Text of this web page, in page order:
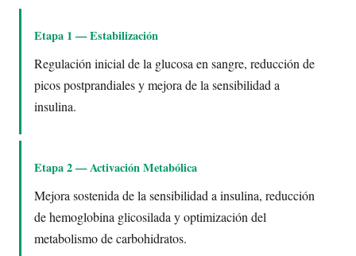
Etapa 1 — Estabilización
Regulación inicial de la glucosa en sangre, reducción de
picos postprandiales y mejora de la sensibilidad a
insulina.
Etapa 2 — Activación Metabólica
Mejora sostenida de la sensibilidad a insulina, reducción
de hemoglobina glicosilada y optimización del
metabolismo de carbohidratos.